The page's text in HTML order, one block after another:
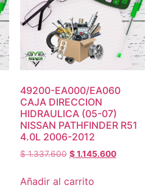
49200-EA000/EA060
CAJA DIRECCION
HIDRAULICA (05-07)
NISSAN PATHFINDER R51
4.0L 2006-2012
$1.337.600 $1.145.600
Añadir al carrito